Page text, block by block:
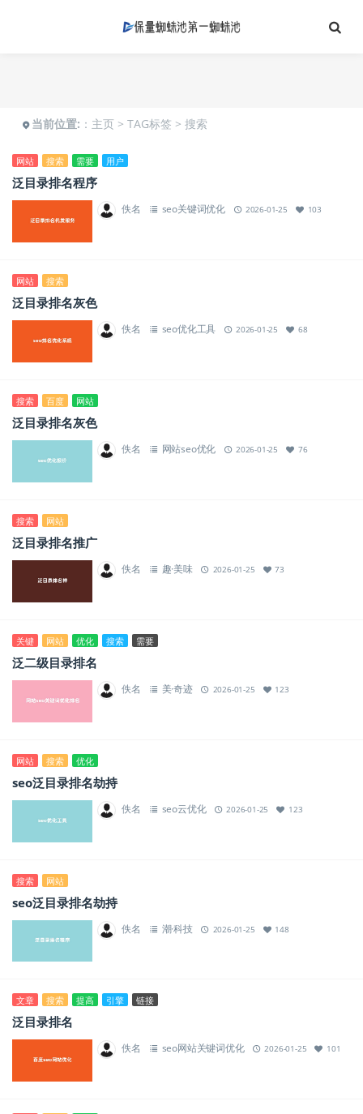
当前位置: ： 主页 > TAG标签 > 搜索
网站 搜索 需要 用户
泛目录排名程序
佚名 seo关键词优化 2026-01-25 103
网站 搜索
泛目录排名灰色
佚名 seo优化工具 2026-01-25 68
搜索 百度 网站
泛目录排名灰色
佚名 网站seo优化 2026-01-25 76
搜索 网站
泛目录排名推广
佚名 趣·美味 2026-01-25 73
关键 网站 优化 搜索 需要
泛二级目录排名
佚名 美·奇迹 2026-01-25 123
网站 搜索 优化
seo泛目录排名劫持
佚名 seo云优化 2026-01-25 123
搜索 网站
seo泛目录排名劫持
佚名 潮·科技 2026-01-25 148
文章 搜索 提高 引擎 链接
泛目录排名
佚名 seo网站关键词优化 2026-01-25 101